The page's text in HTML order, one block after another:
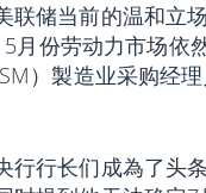
联储当前的温和立
5月份劳动力市场
）製造业采购经
行行长们成為了头